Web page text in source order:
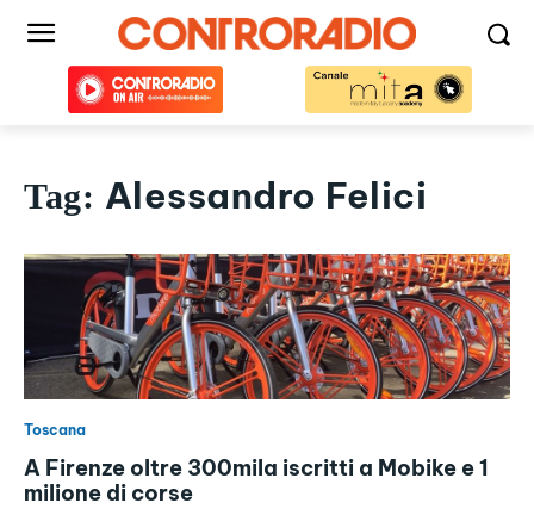
Tag: Alessandro Felici
Toscana
A Firenze oltre 300mila iscritti a Mobike e 1
milione di corse